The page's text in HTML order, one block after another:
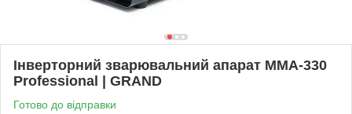
Інверторний зварювальний апарат ММА-330
Professional | GRAND
Готово до відправки